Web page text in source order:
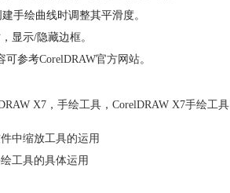
建手绘曲线时调整其平滑度。
显示/隐藏边框。
可参考CorelDRAW官方网站。
X7 ， 手绘工具 ， CorelDRAW X7手绘工具
中缩放工具的运用
工具的具体运用